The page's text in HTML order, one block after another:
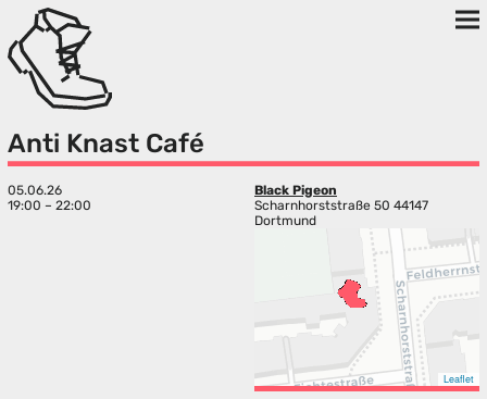
Anti Knast Café
05.06.26
19:00 – 22:00
Black Pigeon
Scharnhorststraße 50 44147
Dortmund
Leaflet